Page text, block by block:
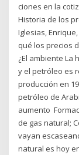
ciones en la
Historia de los
Iglesias,
qué los precios
¿El ambiente
y el petróleo es
producción en
petróleo de
aumento
de gas natural;
vayan
natural es hoy